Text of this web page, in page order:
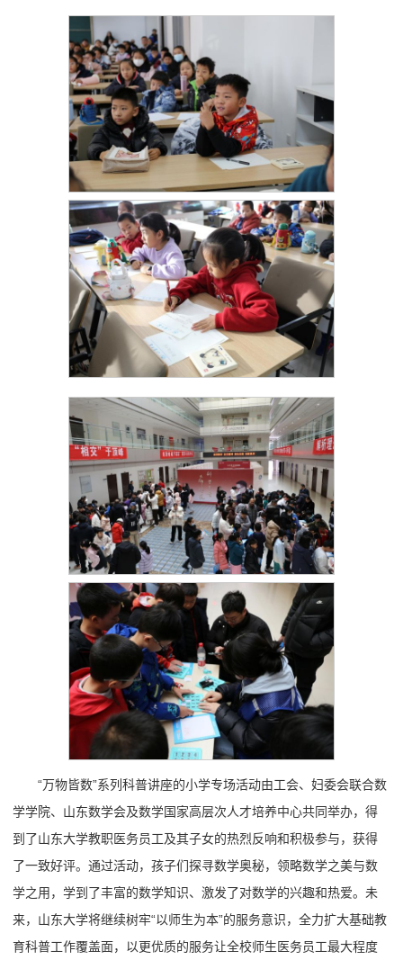
“万物皆数”系列科普讲座的小学专场活动由工会、妇委会联合数
学学院、山东数学会及数学国家高层次人才培养中心共同举办，得
到了山东大学教职医务员工及其子女的热烈反响和积极参与，获得
了一致好评。通过活动，孩子们探寻数学奥秘，领略数学之美与数
学之用，学到了丰富的数学知识、激发了对数学的兴趣和热爱。未
来，山东大学将继续树牢“以师生为本”的服务意识，全力扩大基础教
育科普工作覆盖面，以更优质的服务让全校师生医务员工最大程度